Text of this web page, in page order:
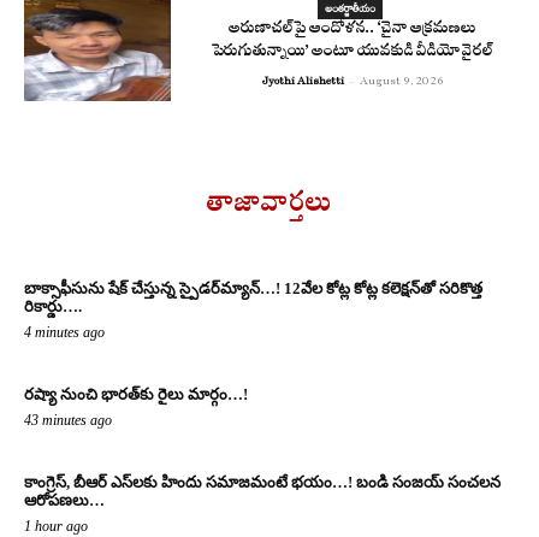
అంతర్జాతీయం
అరుణాచల్‌పై ఆందోళన.. ‘చైనా ఆక్రమణలు
పెరుగుతున్నాయి’ అంటూ యువకుడి వీడియో వైరల్
Jyothi Alishetti - August 9, 2026
తాజావార్తలు
బాక్సాఫీసును షేక్ చేస్తున్న స్పైడ‌ర్‌మ్యాన్‌…! 12వేల కోట్ల కోట్ల క‌లెక్ష‌న్‌తో స‌రికొత్త
రికార్డు….
4 minutes ago
రష్యా నుంచి భారత్‌కు రైలు మార్గం…!
43 minutes ago
కాంగ్రెస్‌, బీఆర్ ఎస్‌ల‌కు హిందు స‌మాజ‌మంటే భ‌యం…! బండి సంజ‌య్ సంచ‌ల‌న
ఆరోప‌ణ‌లు…
1 hour ago